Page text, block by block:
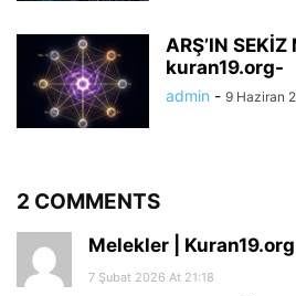
ARŞ’IN SEKİZ
kuran19.org-
admin - 9 Haziran
2 COMMENTS
Melekler | Kuran19.org
7 Şubat 2026 At 21:18